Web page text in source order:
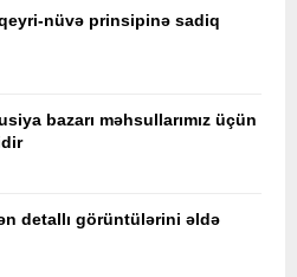
nüvə prinsipinə sadiq
bazarı məhsullarımız üçün
detallı görüntülərini əldə